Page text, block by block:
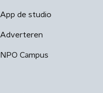
App de studio
Adverteren
NPO Campus